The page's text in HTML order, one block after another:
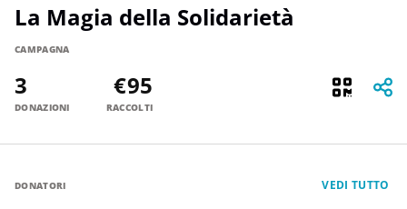
La Magia della Solidarietà
CAMPAGNA
3
DONAZIONI
€95
RACCOLTI
DONATORI VEDI TUTTO